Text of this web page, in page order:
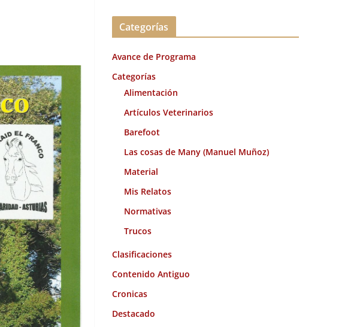
c
v
o
Categorías
Avance de Programa
Categorías
Alimentación
Artículos Veterinarios
Barefoot
Las cosas de Many (Manuel Muñoz)
Material
Mis Relatos
Normativas
Trucos
Clasificaciones
Contenido Antiguo
Cronicas
Destacado